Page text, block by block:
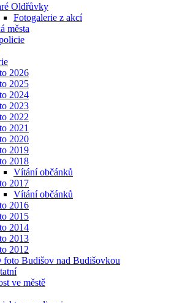
Oldřůvky
Fotogalerie z akcí
města
2026
2025
2024
2023
2022
2021
2020
2019
2018
Vítání občánků
2017
Vítání občánků
2016
2015
2014
2013
2012
foto Budišov nad Budišovkou
ve městě